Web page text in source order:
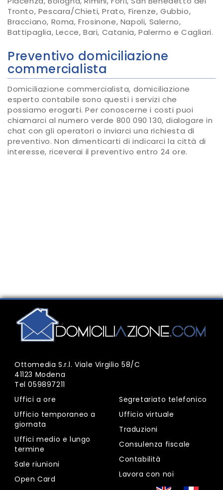
Tronto, Pescara/Chieti, Prato, Firenze, Gubbio,
Bracciano, Roma, Frosinone, Napoli, Salerno,
Battipaglia, Lecce, Bari, Catania, Palermo e Cagliari.
Preventivo domiciliazione
commercialista
Domiciliazione commercialista, domiciliazione
esperto contabile sono questi i servizi che
possiamo erogarti. Per conoscerne i costi puoi
chiamarci al numero verde 800 090 130, dialogare in
chat con gli operatori o inviarci una richiesta di
preventivo. Non dimenticarti di indicarci la città di
interesse, riceverai il preventivo entro 24 ore.
Ottomedia S.r.l. Viale Virgilio 58/C
41123 Modena
Tel059897211
Uffici a ore
Ufficio temporaneo a
giornata
Uffici medio e lungo
termine
Sale riunioni
Open Card
Segretariato telefonico
Ufficio virtuale
Traduzioni
Consulenza fiscale
Contabilità
Lavora con noi